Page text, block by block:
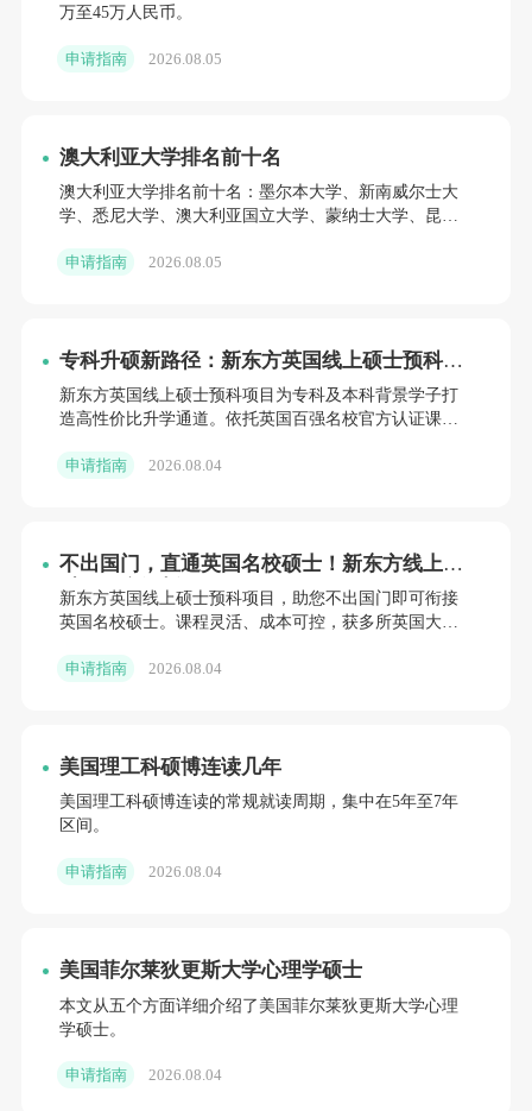
万至45万人民币。
申请指南 2026.08.05
澳大利亚大学排名前十名
澳大利亚大学排名前十名：墨尔本大学、新南威尔士大
学、悉尼大学、澳大利亚国立大学、蒙纳士大学、昆士
申请指南 2026.08.05
专科升硕新路径：新东方英国线上硕士预科，
低成本撬动世界百强名校
新东方英国线上硕士预科项目为专科及本科背景学子打
造高性价比升学通道。依托英国百强名校官方认证课
多领域，无缝衔接伯
申请指南 2026.08.04
不出国门，直通英国名校硕士！新东方线上预
科项目全解析
新东方英国线上硕士预科项目，助您不出国门即可衔接
英国名校硕士。课程灵活、成本可控，获多所英国大学
教学支持。立即咨
申请指南 2026.08.04
美国理工科硕博连读几年
美国理工科硕博连读的常规就读周期，集中在5年至7年
区间。
申请指南 2026.08.04
美国菲尔莱狄更斯大学心理学硕士
本文从五个方面详细介绍了美国菲尔莱狄更斯大学心理
学硕士。
申请指南 2026.08.04